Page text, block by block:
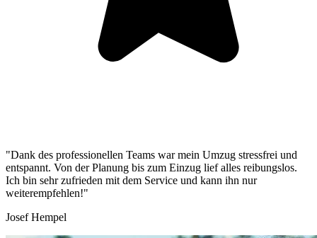
"Dank des professionellen Teams war mein Umzug stressfrei und
entspannt. Von der Planung bis zum Einzug lief alles reibungslos.
Ich bin sehr zufrieden mit dem Service und kann ihn nur
weiterempfehlen!"
Josef Hempel